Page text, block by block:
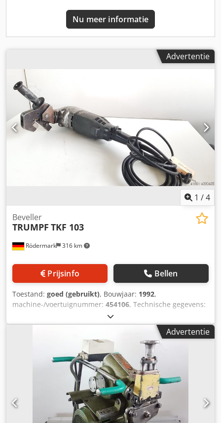
Nu meer informatie
Advertentie
1 /4
Rödermark 316 km
Beveller
TRUMPF TKF 103
Prijsinfo Bellen
Toestand: goed (gebruikt), Bouwjaar: 1992,
machine-/voertuignummer: 454106, Technische gegevens:
min. / max. materiaaldikte 3 - 25,0 mm max. helixlengte
staal 400N/mm² 10 mm max. helixlengte staal 600N/mm² 8
mm max. helixlengte staal 800N/mm² 5 mm Werksnelheid
ca. 2,5 m/min. Slagsnelheid 400 1/min Chedpfxefg Uvdj
Abgoa Aandrijving 400 V / 2000 Watt Benodigde ruimte ca.
B 550 x D 200 x H 300 mm Gewicht ca. 13 kg
Advertentie